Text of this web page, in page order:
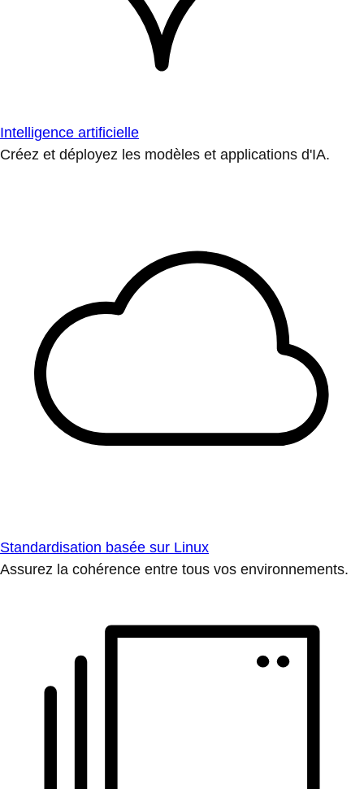
Intelligence artificielle
Créez et déployez les modèles et applications d'IA.
Standardisation basée sur Linux
Assurez la cohérence entre tous vos environnements.